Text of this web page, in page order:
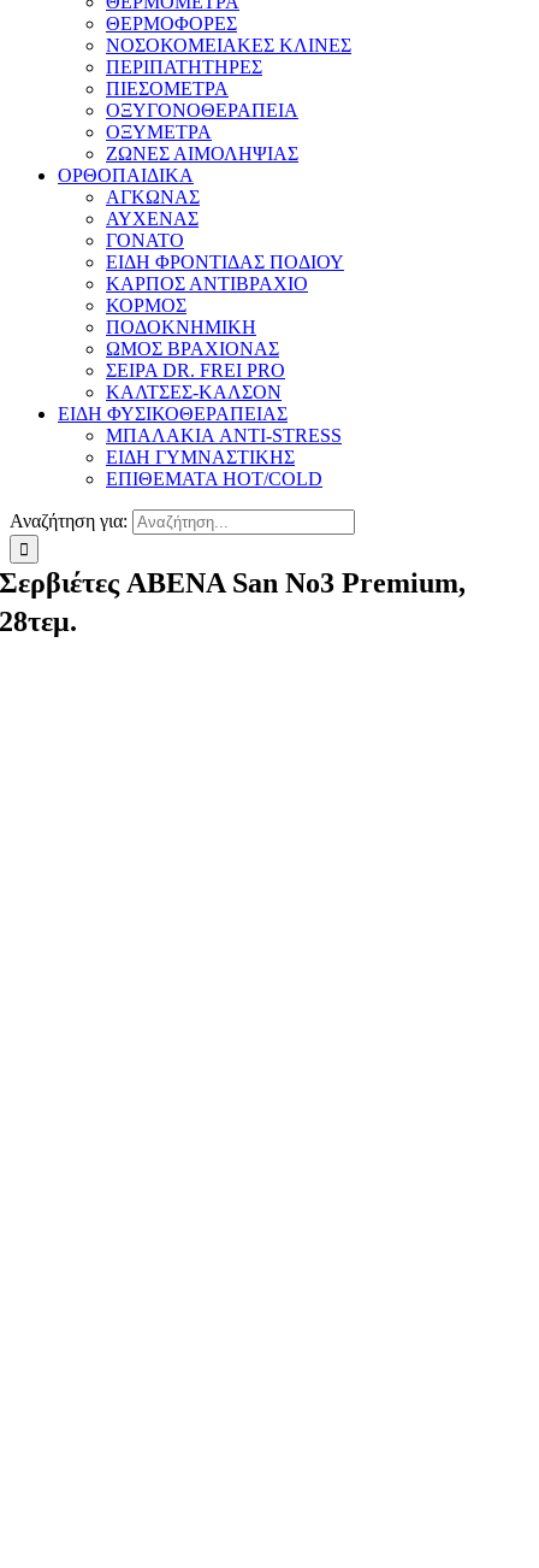
ΘΕΡΜΟΦΟΡΕΣ
ΝΟΣΟΚΟΜΕΙΑΚΕΣ ΚΛΙΝΕΣ
ΠΕΡΙΠΑΤΗΤΗΡΕΣ
ΠΙΕΣΟΜΕΤΡΑ
ΟΞΥΓΟΝΟΘΕΡΑΠΕΙΑ
ΟΞΥΜΕΤΡΑ
ΖΩΝΕΣ ΑΙΜΟΛΗΨΙΑΣ
ΟΡΘΟΠΑΙΔΙΚΑ
ΑΓΚΩΝΑΣ
ΑΥΧΕΝΑΣ
ΓΟΝΑΤΟ
ΕΙΔΗ ΦΡΟΝΤΙΔΑΣ ΠΟΔΙΟΥ
ΚΑΡΠΟΣ ΑΝΤΙΒΡΑΧΙΟ
ΚΟΡΜΟΣ
ΠΟΔΟΚΝΗΜΙΚΗ
ΩΜΟΣ ΒΡΑΧΙΟΝΑΣ
ΣΕΙΡΑ DR. FREI PRO
ΚΑΛΤΣΕΣ-ΚΑΛΣΟΝ
ΕΙΔΗ ΦΥΣΙΚΟΘΕΡΑΠΕΙΑΣ
ΜΠΑΛΑΚΙΑ ANTI-STRESS
ΕΙΔΗ ΓΥΜΝΑΣΤΙΚΗΣ
ΕΠΙΘΕΜΑΤΑ HOT/COLD
Αναζήτηση για:
Σερβιέτες ABENA San No3 Premium,
28τεμ.